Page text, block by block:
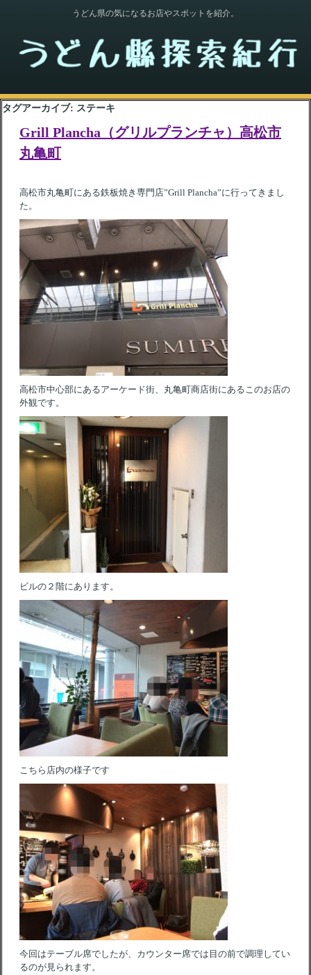
うどん県の気になるお店やスポットを紹介。
タグアーカイブ: ステーキ
Grill Plancha（グリルプランチャ）高松市
丸亀町
高松市丸亀町にある鉄板焼き専門店”Grill Plancha”に行ってきまし
た。
高松市中心部にあるアーケード街、丸亀町商店街にあるこのお店の
外観です。
ビルの２階にあります。
こちら店内の様子です
今回はテーブル席でしたが、カウンター席では目の前で調理してい
るのが見られます。